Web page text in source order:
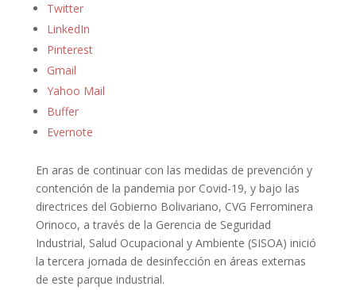
Twitter
LinkedIn
Pinterest
Gmail
Yahoo Mail
Buffer
Evernote
En aras de continuar con las medidas de prevención y
contención de la pandemia por Covid-19, y bajo las
directrices del Gobierno Bolivariano, CVG Ferrominera
Orinoco, a través de la Gerencia de Seguridad
Industrial, Salud Ocupacional y Ambiente (SISOA) inició
la tercera jornada de desinfección en áreas externas
de este parque industrial.